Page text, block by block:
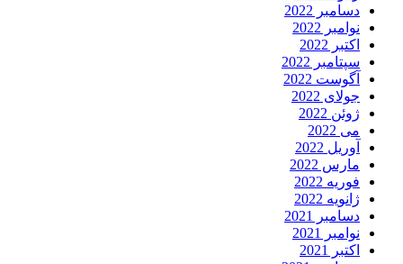
دسامبر 2022
نوامبر 2022
اکتبر 2022
سپتامبر 2022
آگوست 2022
جولای 2022
ژوئن 2022
می 2022
آوریل 2022
مارس 2022
فوریه 2022
ژانویه 2022
دسامبر 2021
نوامبر 2021
اکتبر 2021